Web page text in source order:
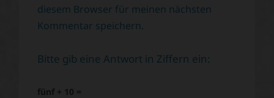
diesem Browser für meinen nächsten
Kommentar speichern.
Bitte gib eine Antwort in Ziffern ein:
fünf + 10 =